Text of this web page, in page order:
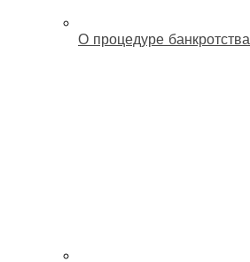
О процедуре банкротства